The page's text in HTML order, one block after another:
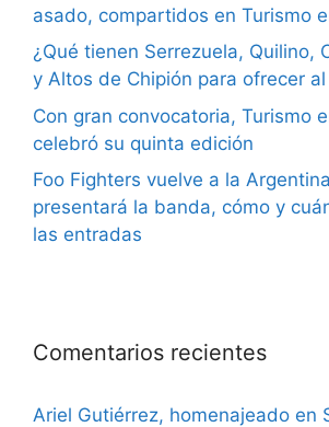
asado, compartidos en Turismo
¿Qué tienen Serrezuela, Quilino,
y Altos de Chipión para ofrecer
Con gran convocatoria, Turismo
celebró su quinta edición
Foo Fighters vuelve a la
presentará la banda, cómo y
las entradas
Comentarios recientes
Ariel Gutiérrez, homenajeado en